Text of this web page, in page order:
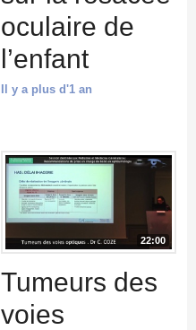
oculaire de
l’enfant
Il y a plus d'1 an
22:00
Tumeurs des
voies